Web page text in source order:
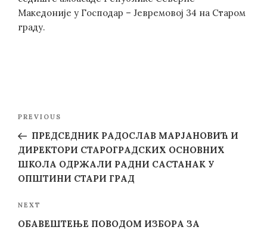
Македоније у Господар – Јевремовој 34 на Старом
граду.
Post
Previous
Post
PREVIOUS
ПРЕДСЕДНИК РАДОСЛАВ МАРЈАНОВИЋ И
ДИРЕКТОРИ СТАРОГРАДСКИХ ОСНОВНИХ
ШКОЛА ОДРЖАЛИ РАДНИ САСТАНАК У
ОПШТИНИ СТАРИ ГРАД
Next
Post
NEXT
ОБАВЕШТЕЊЕ ПОВОДОМ ИЗБОРА ЗА